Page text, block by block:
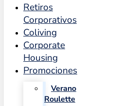
Retiros
Corporativos
Coliving
Corporate
Housing
Promociones
Verano
Roulette